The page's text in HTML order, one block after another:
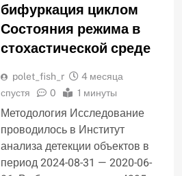
бифуркация циклом
Состояния режима в
стохастической среде
polet_fish_r
4 месяца
спустя
0 1 минуты
Методология Исследование
проводилось в Институт
анализа детекции объектов в
период 2024-08-31 — 2020-06-